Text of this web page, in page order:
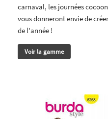
carnaval, les journées
vous donneront envie de
de l'année !
Voir la gamme